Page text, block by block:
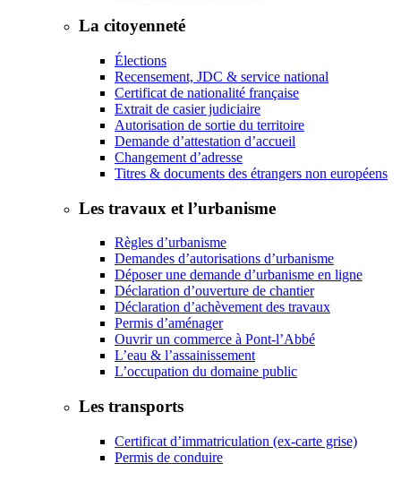
La citoyenneté
Élections
Recensement, JDC & service national
Certificat de nationalité française
Extrait de casier judiciaire
Autorisation de sortie du territoire
Demande d’attestation d’accueil
Changement d’adresse
Titres & documents des étrangers non européens
Les travaux et l’urbanisme
Règles d’urbanisme
Demandes d’autorisations d’urbanisme
Déposer une demande d’urbanisme en ligne
Déclaration d’ouverture de chantier
Déclaration d’achèvement des travaux
Permis d’aménager
Ouvrir un commerce à Pont-l’Abbé
L’eau & l’assainissement
L’occupation du domaine public
Les transports
Certificat d’immatriculation (ex-carte grise)
Permis de conduire